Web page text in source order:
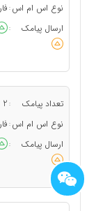
نوع اس ام اس :
ارسال پیامک
:
تعداد پیامک :
2
نوع اس ام اس :
ارسال پیامک
: